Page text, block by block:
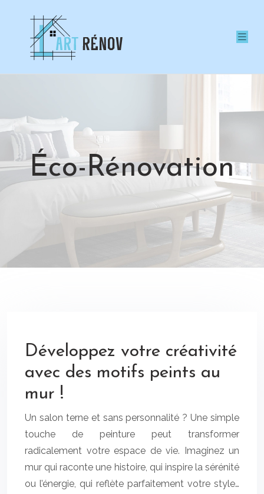
Éco-Rénovation
Développez votre créativité
avec des motifs peints au
mur !
Un salon terne et sans personnalité ? Une simple
touche de peinture peut transformer
radicalement votre espace de vie. Imaginez un
mur qui raconte une histoire, qui inspire la sérénité
ou l’énergie, qui reflète parfaitement votre style…